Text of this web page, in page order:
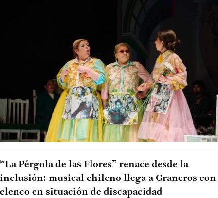
“La Pérgola de las Flores” renace desde la
inclusión: musical chileno llega a Graneros con
elenco en situación de discapacidad